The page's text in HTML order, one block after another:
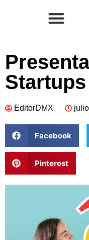
Startups
EditorDMX
Facebook
Pinterest